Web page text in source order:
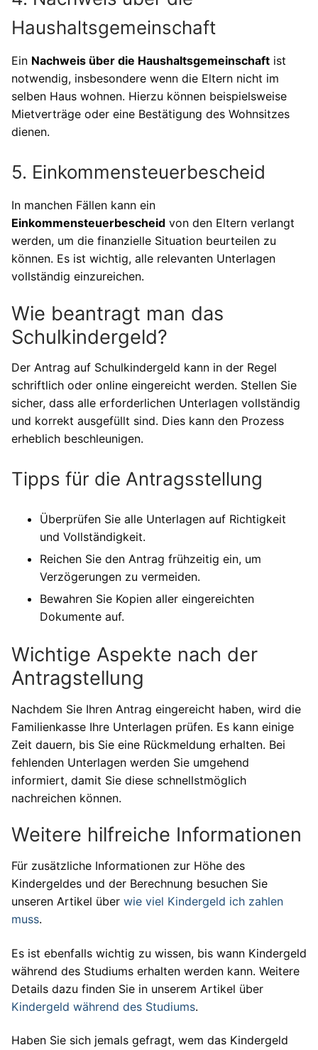
Haushaltsgemeinschaft
Ein Nachweis über die Haushaltsgemeinschaft ist
notwendig, insbesondere wenn die Eltern nicht im
selben Haus wohnen. Hierzu können beispielsweise
Mietverträge oder eine Bestätigung des Wohnsitzes
dienen.
5. Einkommensteuerbescheid
In manchen Fällen kann ein
Einkommensteuerbescheid von den Eltern verlangt
werden, um die finanzielle Situation beurteilen zu
können. Es ist wichtig, alle relevanten Unterlagen
vollständig einzureichen.
Wie beantragt man das
Schulkindergeld?
Der Antrag auf Schulkindergeld kann in der Regel
schriftlich oder online eingereicht werden. Stellen Sie
sicher, dass alle erforderlichen Unterlagen vollständig
und korrekt ausgefüllt sind. Dies kann den Prozess
erheblich beschleunigen.
Tipps für die Antragsstellung
Überprüfen Sie alle Unterlagen auf Richtigkeit
und Vollständigkeit.
Reichen Sie den Antrag frühzeitig ein, um
Verzögerungen zu vermeiden.
Bewahren Sie Kopien aller eingereichten
Dokumente auf.
Wichtige Aspekte nach der
Antragstellung
Nachdem Sie Ihren Antrag eingereicht haben, wird die
Familienkasse Ihre Unterlagen prüfen. Es kann einige
Zeit dauern, bis Sie eine Rückmeldung erhalten. Bei
fehlenden Unterlagen werden Sie umgehend
informiert, damit Sie diese schnellstmöglich
nachreichen können.
Weitere hilfreiche Informationen
Für zusätzliche Informationen zur Höhe des
Kindergeldes und der Berechnung besuchen Sie
unseren Artikel über wie viel Kindergeld ich zahlen
muss.
Es ist ebenfalls wichtig zu wissen, bis wann Kindergeld
während des Studiums erhalten werden kann. Weitere
Details dazu finden Sie in unserem Artikel über
Kindergeld während des Studiums.
Haben Sie sich jemals gefragt, wem das Kindergeld